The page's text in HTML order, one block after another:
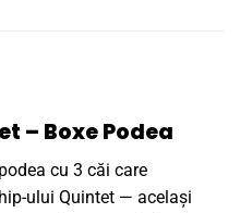
– Boxe Podea
cu 3 căi care
ului Quintet — același